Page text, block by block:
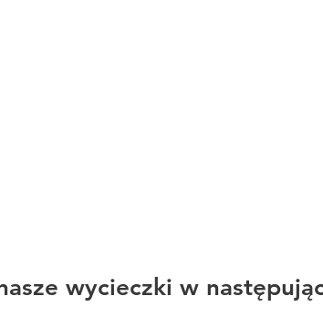
wycieczki w